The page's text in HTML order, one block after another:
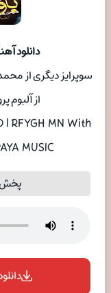
دانلود
سوپرایز دیگری از
از آلبوم
| RFYGH MN With
MUSIC
پخش